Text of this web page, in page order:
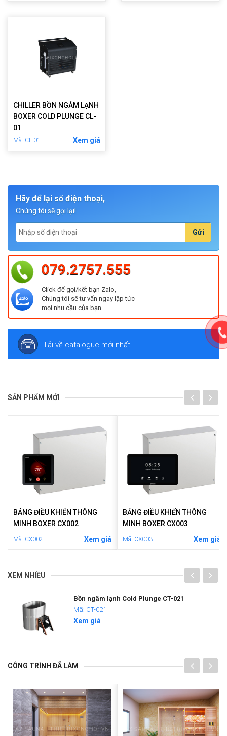
CHILLER BỒN NGÂM LẠNH
BOXER COLD PLUNGE CL-
01
Mã: CL-01 Xem giá
Hãy để lại số điện thoại,
Chúng tôi sẽ gọi lại!
Gửi
079.2757.555
Click để gọi/kết bạn Zalo,
Chúng tôi sẽ tư vấn ngay lập tức
mọi nhu cầu của bạn.
Tải về catalogue mới nhất
SẢN PHẨM MỚI
BẢNG ĐIỀU KHIỂN THÔNG
MINH BOXER CX002
Mã: CX002 Xem giá
BẢNG ĐIỀU KHIỂN THÔNG
MINH BOXER CX003
Mã: CX003 Xem giá
XEM NHIỀU
Bồn ngâm lạnh Cold Plunge CT-021
Mã: CT-021
Xem giá
CÔNG TRÌNH ĐÃ LÀM